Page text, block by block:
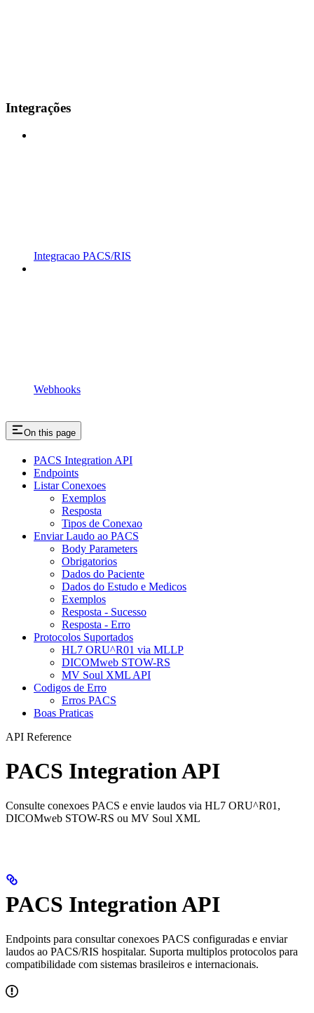
Integrações
Integracao PACS/RIS
Webhooks
On this page
PACS Integration API
Endpoints
Listar Conexoes
Exemplos
Resposta
Tipos de Conexao
Enviar Laudo ao PACS
Body Parameters
Obrigatorios
Dados do Paciente
Dados do Estudo e Medicos
Exemplos
Resposta - Sucesso
Resposta - Erro
Protocolos Suportados
HL7 ORU^R01 via MLLP
DICOMweb STOW-RS
MV Soul XML API
Codigos de Erro
Erros PACS
Boas Praticas
API Reference
PACS Integration API
Consulte conexoes PACS e envie laudos via HL7 ORU^R01,
DICOMweb STOW-RS ou MV Soul XML
PACS Integration API
Endpoints para consultar conexoes PACS configuradas e enviar
laudos ao PACS/RIS hospitalar. Suporta multiplos protocolos para
compatibilidade com sistemas brasileiros e internacionais.